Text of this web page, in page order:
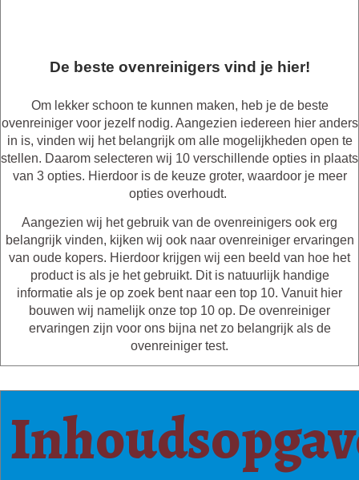
De beste ovenreinigers vind je hier!
Om lekker schoon te kunnen maken, heb je de beste
ovenreiniger voor jezelf nodig. Aangezien iedereen hier anders
in is, vinden wij het belangrijk om alle mogelijkheden open te
stellen. Daarom selecteren wij 10 verschillende opties in plaats
van 3 opties. Hierdoor is de keuze groter, waardoor je meer
opties overhoudt.
Aangezien wij het gebruik van de ovenreinigers ook erg
belangrijk vinden, kijken wij ook naar ovenreiniger ervaringen
van oude kopers. Hierdoor krijgen wij een beeld van hoe het
product is als je het gebruikt. Dit is natuurlijk handige
informatie als je op zoek bent naar een top 10. Vanuit hier
bouwen wij namelijk onze top 10 op. De ovenreiniger
ervaringen zijn voor ons bijna net zo belangrijk als de
ovenreiniger test.